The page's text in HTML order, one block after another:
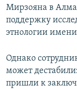
Мирзояна в
поддержку
этнологии
Однако
может
пришли к